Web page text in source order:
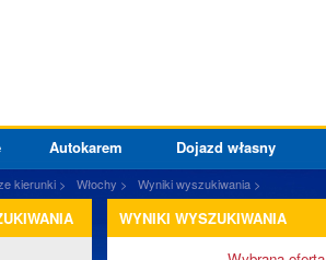
Autokarem Dojazd własny
kierunki Włochy Wyniki wyszukiwania
WYNIKI WYSZUKIWANIA